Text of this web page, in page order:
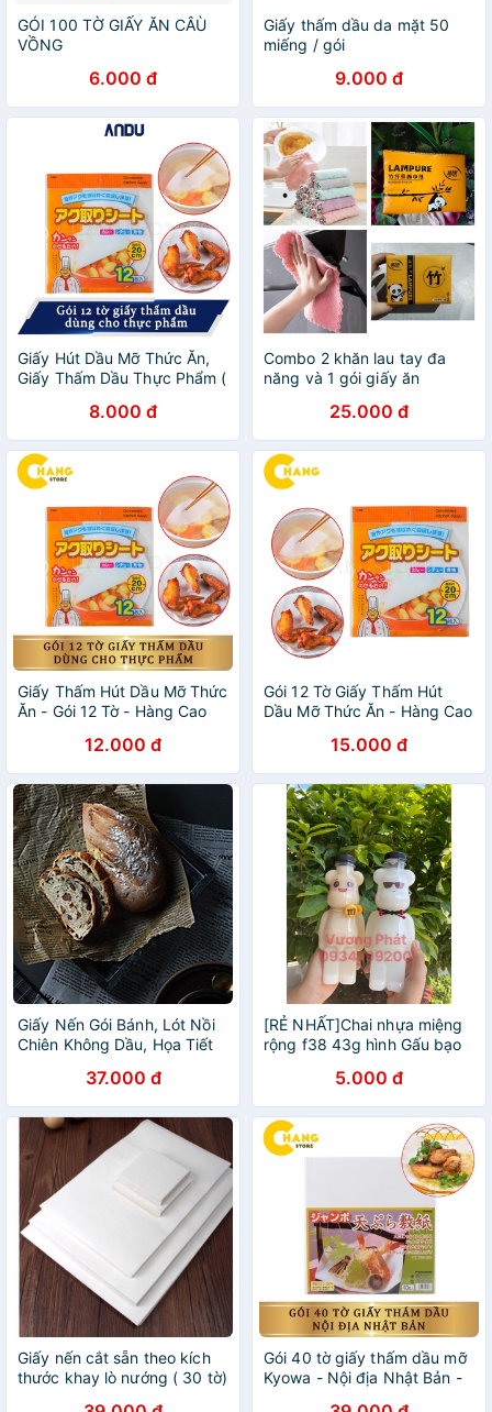
GÓI 100 TỜ GIẤY ĂN CÂÙ
VỒNG
6.000 đ
Giấy thấm dầu da mặt 50
miếng / gói
9.000 đ
Giấy Hút Dầu Mỡ Thức Ăn,
Giấy Thấm Dầu Thực Phẩm (
8.000 đ
Combo 2 khăn lau tay đa
năng và 1 gói giấy ăn
25.000 đ
Giấy Thấm Hút Dầu Mỡ Thức
Ăn - Gói 12 Tờ - Hàng Cao
12.000 đ
Gói 12 Tờ Giấy Thấm Hút
Dầu Mỡ Thức Ăn - Hàng Cao
15.000 đ
Giấy Nến Gói Bánh, Lót Nồi
Chiên Không Dầu, Họa Tiết
37.000 đ
[RẺ NHẤT]Chai nhựa miệng
rộng f38 43g hình Gấu bạo
tặng kèm tem dán ( tối đa
30 chai)
5.000 đ
Giấy nến cắt sẵn theo kích
thước khay lò nướng ( 30 tờ)
Gói 40 tờ giấy thấm dầu mỡ
Kyowa - Nội địa Nhật Bản -